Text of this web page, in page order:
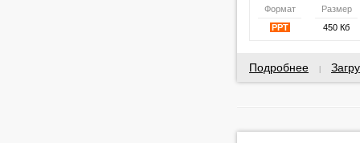
Формат
Размер
PPT
450 Кб
Подробнее